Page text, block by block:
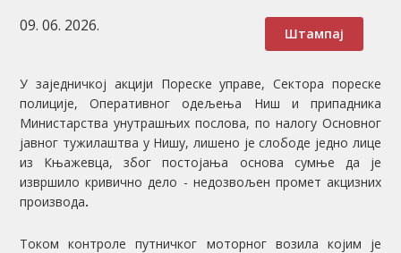
Штампај
09. 06. 2026.
У заједничкој акцији Пореске управе, Сектора пореске
полиције, Оперативног одељења Ниш и припадника
Министарства унутрашњих послова, по налогу Основног
јавног тужилаштва у Нишу, лишено је слободе једно лице
из Књажевца, због постојања основа сумње да је
извршило кривично дело - недозвољен промет акцизних
производа.
Током контроле путничког моторног возила којим је